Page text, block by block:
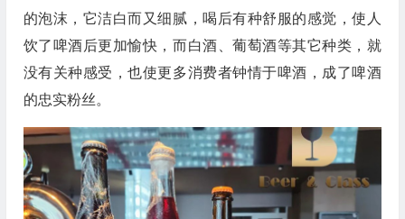
的泡沫，它洁白而又细腻，喝后有种舒服的感觉，使人
饮了啤酒后更加愉快，而白酒、葡萄酒等其它种类，就
没有关种感受，也使更多消费者钟情于啤酒，成了啤酒
的忠实粉丝。